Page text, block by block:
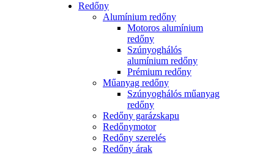
Redőny
Alumínium redőny
Motoros alumínium
redőny
Szúnyoghálós
alumínium redőny
Prémium redőny
Műanyag redőny
Szúnyoghálós műanyag
redőny
Redőny garázskapu
Redőnymotor
Redőny szerelés
Redőny árak